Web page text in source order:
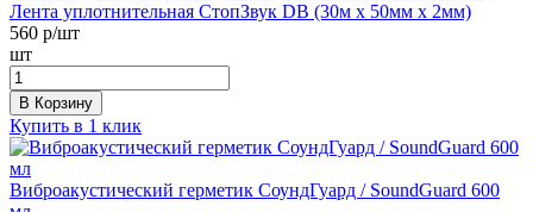
Лента уплотнительная СтопЗвук DB (30м х 50мм х 2мм)
560 р/шт
шт
В Корзину
Купить в 1 клик
Виброакустический герметик СоундГуард / SoundGuard 600